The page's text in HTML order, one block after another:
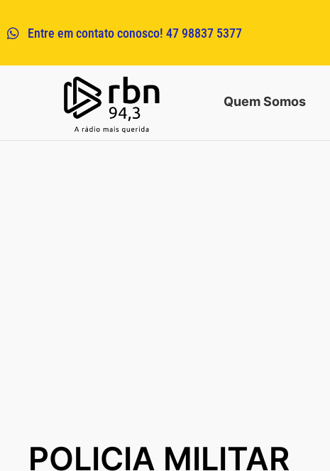
Entre em contato conosco! 47 98837 5377
Quem Somos
POLICIA MILITAR